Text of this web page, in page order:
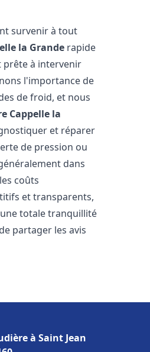
survenir à tout
la Grande rapide
prête à intervenir
l'importance de
de froid, et nous
Cappelle la
et réparer
de pression ou
dans
coûts
et transparents,
totale tranquillité
partager les avis
à Saint Jean